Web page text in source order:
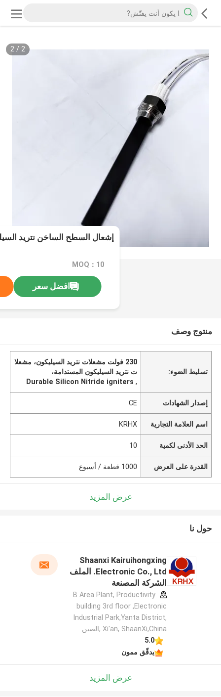
2
/
2
إشعال السطح الساخن نتريد السيليكون
MOQ：10
افضل سعر
منتوج وصف
تسليط الضوء:
230 فولت مشعلات نتريد السيليكون، مشعلا
ت نتريد السيليكون المستدامة،
,
Durable Silicon Nitride igniters
إصدار الشهادات CE
اسم العلامة التجارية KRHX
الحد الأدنى لكمية 10
القدرة على العرض 1000 قطعة / أسبوع
عرض المزيد
حول نا
Shaanxi Kairuihongxing
Electronic Co., Ltd. الملف
الشركة المصنعة
B Area Plant, Productivity
building 3rd floor ,Electronic
Industrial Park,Yanta District,
Xi'an, ShaanXi,China ,الصين
5.0
يدقّق ممون
عرض المزيد